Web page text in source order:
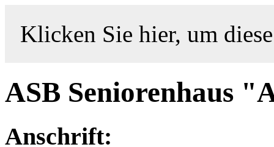
Klicken Sie hier, um
ASB Seniorenhaus
Anschrift: